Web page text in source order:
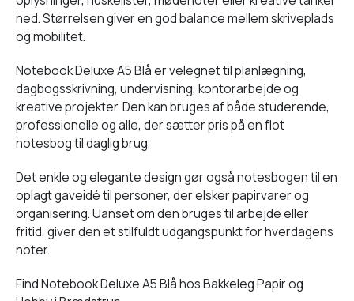
ned. Størrelsen giver en god balance mellem skriveplads
og mobilitet.
Notebook Deluxe A5 Blå er velegnet til planlægning,
dagbogsskrivning, undervisning, kontorarbejde og
kreative projekter. Den kan bruges af både studerende,
professionelle og alle, der sætter pris på en flot
notesbog til daglig brug.
Det enkle og elegante design gør også notesbogen til en
oplagt gaveidé til personer, der elsker papirvarer og
organisering. Uanset om den bruges til arbejde eller
fritid, giver den et stilfuldt udgangspunkt for hverdagens
noter.
Find Notebook Deluxe A5 Blå hos Bakkeleg Papir og